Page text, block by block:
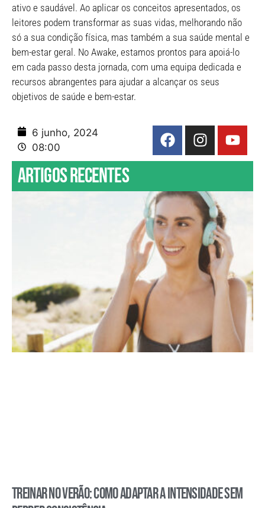
ativo e saudável. Ao aplicar os conceitos apresentados, os
leitores podem transformar as suas vidas, melhorando não
só a sua condição física, mas também a sua saúde mental e
bem-estar geral. No Awake, estamos prontos para apoiá-lo
em cada passo desta jornada, com uma equipa dedicada e
recursos abrangentes para ajudar a alcançar os seus
objetivos de saúde e bem-estar.
6 junho, 2024
08:00
Artigos recentes
Treinar no verão: como adaptar a intensidade sem